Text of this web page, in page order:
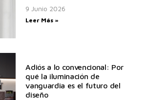
9 Junio 2026
Leer Más »
Adiós a lo convencional: Por
qué la iluminación de
vanguardia es el futuro del
diseño